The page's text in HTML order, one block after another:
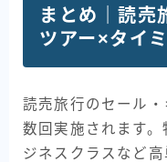
まとめ｜読売
ツアー×タイ
読売旅行のセール
数回実施されます
ジネスクラスなど高